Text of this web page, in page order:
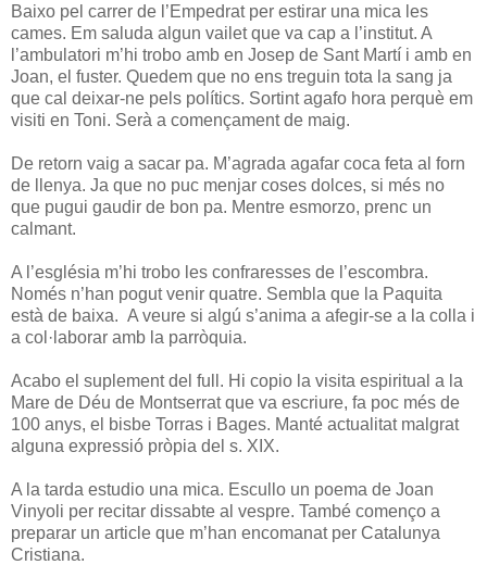
Baixo pel carrer de l’Empedrat per estirar una mica les
cames. Em saluda algun vailet que va cap a l’institut. A
l’ambulatori m’hi trobo amb en Josep de Sant Martí i amb en
Joan, el fuster. Quedem que no ens treguin tota la sang ja
que cal deixar-ne pels polítics. Sortint agafo hora perquè em
visiti en Toni. Serà a començament de maig.
De retorn vaig a sacar pa. M’agrada agafar coca feta al forn
de llenya. Ja que no puc menjar coses dolces, si més no
que pugui gaudir de bon pa. Mentre esmorzo, prenc un
calmant.
A l’església m’hi trobo les confraresses de l’escombra.
Només n’han pogut venir quatre. Sembla que la Paquita
està de baixa. A veure si algú s’anima a afegir-se a la colla i
a col·laborar amb la parròquia.
Acabo el suplement del full. Hi copio la visita espiritual a la
Mare de Déu de Montserrat que va escriure, fa poc més de
100 anys, el bisbe Torras i Bages. Manté actualitat malgrat
alguna expressió pròpia del s. XIX.
A la tarda estudio una mica. Escullo un poema de Joan
Vinyoli per recitar dissabte al vespre. També començo a
preparar un article que m’han encomanat per Catalunya
Cristiana.